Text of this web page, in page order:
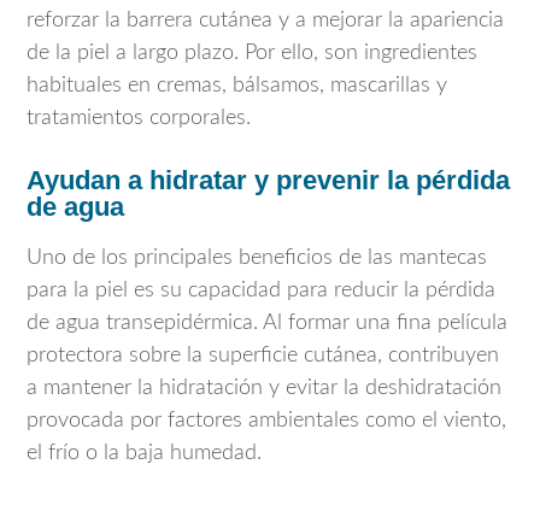
reforzar la barrera cutánea y a mejorar la apariencia
de la piel a largo plazo. Por ello, son ingredientes
habituales en cremas, bálsamos, mascarillas y
tratamientos corporales.
Ayudan a hidratar y prevenir la pérdida
de agua
Uno de los principales beneficios de las mantecas
para la piel es su capacidad para reducir la pérdida
de agua transepidérmica. Al formar una fina película
protectora sobre la superficie cutánea, contribuyen
a mantener la hidratación y evitar la deshidratación
provocada por factores ambientales como el viento,
el frío o la baja humedad.